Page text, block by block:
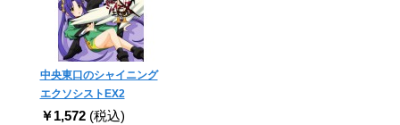
中央東口のシャイニング
エクソシストEX2
￥1,572 (税込)